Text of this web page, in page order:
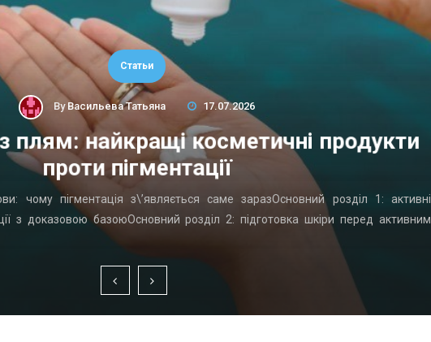
Статьи
By Васильева Татьяна 17.07.2026
плям: найкращі косметичні продукти
проти пігментації
чому пігментація з\’являється саме заразОсновний розділ 1: активні
з доказовою базоюОсновний розділ 2: підготовка шкіри перед активним